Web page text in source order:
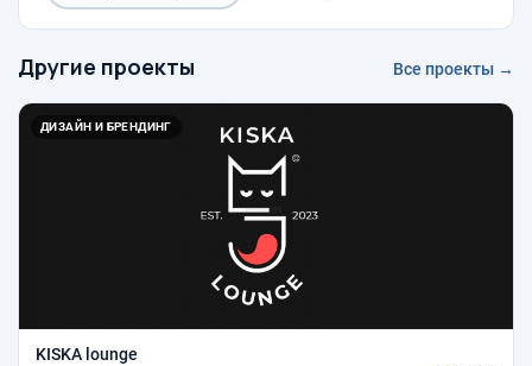
Другие проекты Все проекты →
ДИЗАЙН И БРЕНДИНГ
KISKA lounge